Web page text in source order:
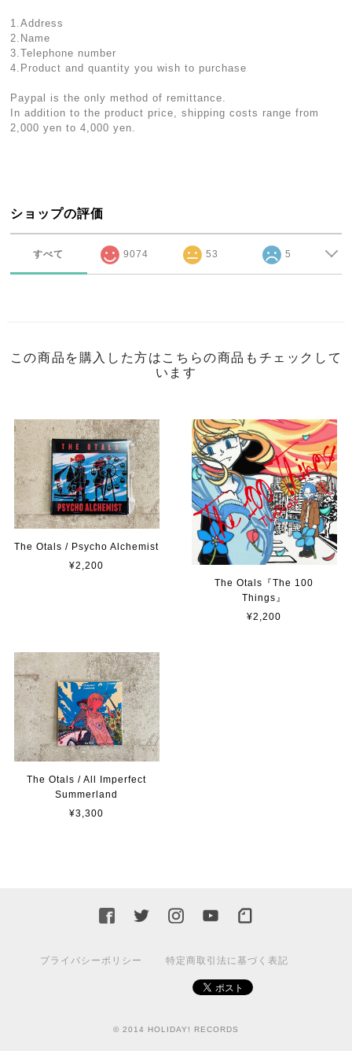
1.Address
2.Name
3.Telephone number
4.Product and quantity you wish to purchase
Paypal is the only method of remittance.
In addition to the product price, shipping costs range from
2,000 yen to 4,000 yen.
ショップの評価
すべて 9074 53 5
この商品を購入した方はこちらの商品もチェックして
います
The Otals / Psycho Alchemist
¥2,200
The Otals『The 100
Things』
¥2,200
The Otals / All Imperfect
Summerland
¥3,300
プライバシーポリシー 特定商取引法に基づく表記
© 2014 HOLIDAY! RECORDS